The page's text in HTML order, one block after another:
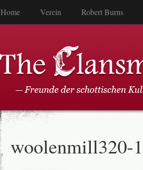
Home Verein Robert Burns
woolenmill320-1